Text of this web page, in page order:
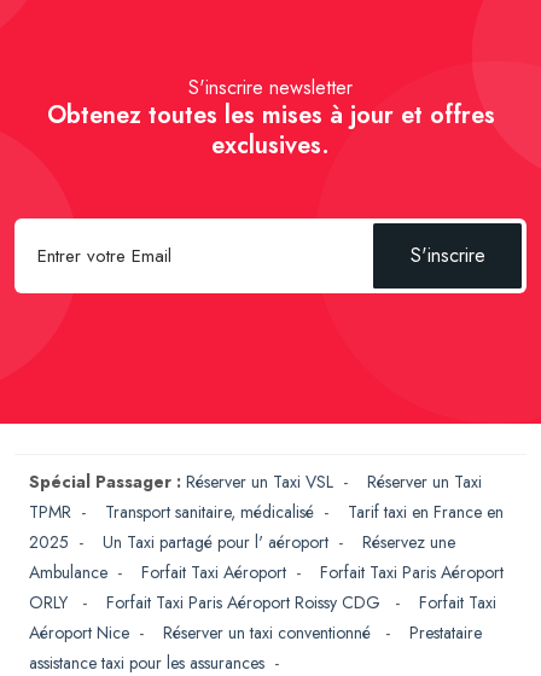
S'inscrire newsletter
Obtenez toutes les mises à jour et offres
exclusives.
S'inscrire
Spécial Passager : Réserver un Taxi VSL - Réserver un Taxi
TPMR - Transport sanitaire, médicalisé - Tarif taxi en France en
2025 - Un Taxi partagé pour l' aéroport - Réservez une
Ambulance - Forfait Taxi Aéroport - Forfait Taxi Paris Aéroport
ORLY
- Forfait Taxi Paris Aéroport Roissy CDG - Forfait Taxi
Aéroport Nice - Réserver un taxi conventionné - Prestataire
assistance taxi pour les assurances -